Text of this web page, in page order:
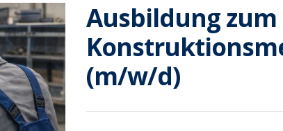
Ausbildung zum
(m/w/d)